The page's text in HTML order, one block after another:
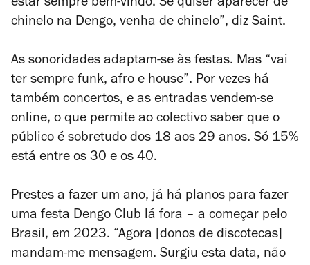
estar sempre bem-vindo. Se quiser aparecer de
chinelo na Dengo, venha de chinelo”, diz Saint.
As sonoridades adaptam-se às festas. Mas “vai
ter sempre funk, afro e house”. Por vezes há
também concertos, e as entradas vendem-se
online, o que permite ao colectivo saber que o
público é sobretudo dos 18 aos 29 anos. Só 15%
está entre os 30 e os 40.
Prestes a fazer um ano, já há planos para fazer
uma festa Dengo Club lá fora – a começar pelo
Brasil, em 2023. “Agora [donos de discotecas]
mandam-me mensagem. Surgiu esta data, não